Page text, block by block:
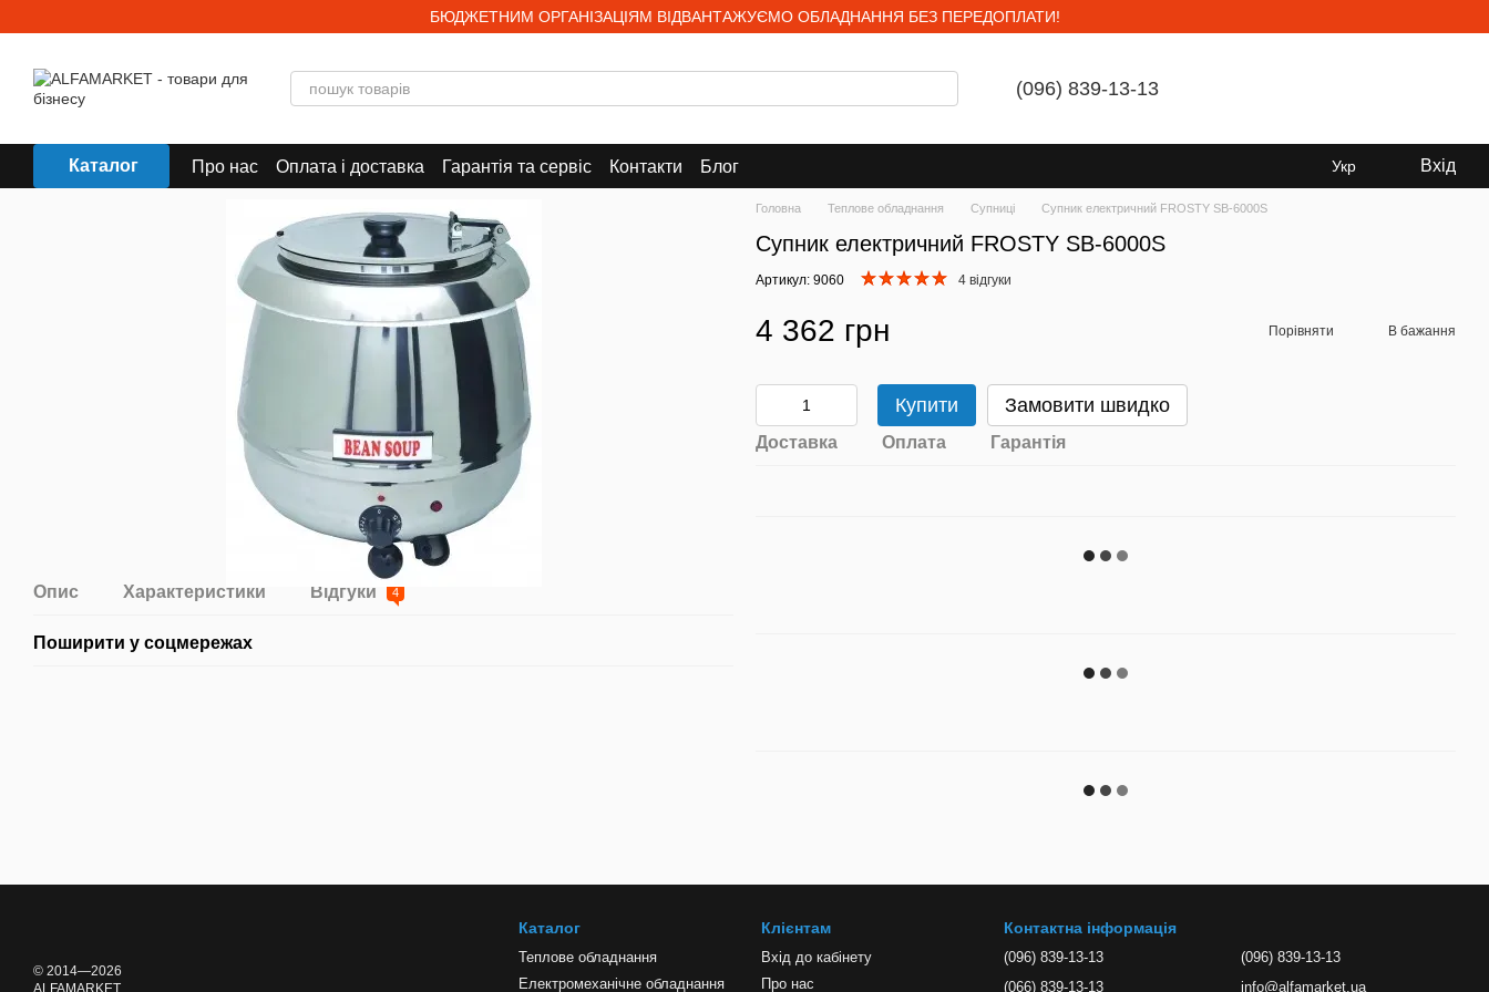
БЮДЖЕТНИМ ОРГАНІЗАЦІЯМ ВІДВАНТАЖУЄМО ОБЛАДНАННЯ БЕЗ ПЕРЕДОПЛАТИ!
(096) 839-13-13
Каталог Про нас Оплата і доставка Гарантія та сервіс Контакти Блог Укр Вхід
Опис Характеристики Відгуки 4
Поширити у соцмережах
Головна Теплове обладнання Супниці Супник електричний FROSTY SB-6000S
Супник електричний FROSTY SB-6000S
Артикул: 9060 4 відгуки
4 362 грн Порівняти В бажання
Купити Замовити швидко
Доставка Оплата Гарантія
© 2014—2026
ALFAMARKET
Каталог
Теплове обладнання
Електромеханічне обладнання
Клієнтам
Вхід до кабінету
Про нас
Контактна інформація
(096) 839-13-13
(066) 839-13-13
(096) 839-13-13
info@alfamarket.ua